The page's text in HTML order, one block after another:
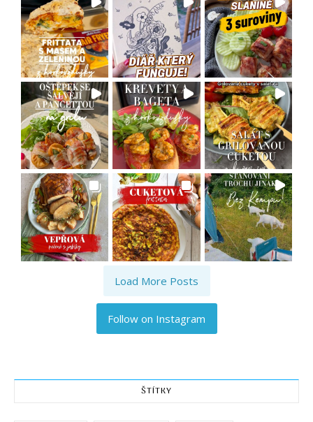
Load More Posts
Follow on Instagram
ŠTÍTKY